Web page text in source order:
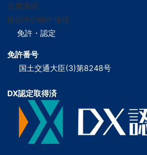
売買実績
販売中の物件情報
免許・認定
免許番号
国土交通大臣(3)第8248号
DX認定取得済